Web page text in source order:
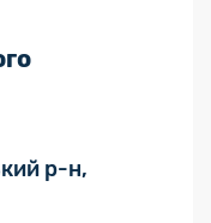
р-н,